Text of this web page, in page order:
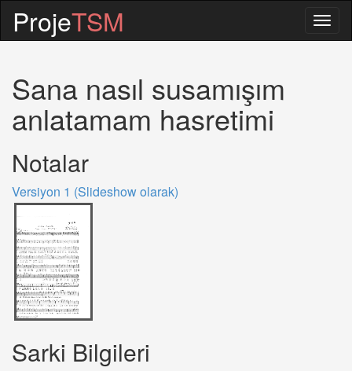
ProjeTSM
Sana nasıl susamışım
anlatamam hasretimi
Notalar
Versiyon 1 (Slideshow olarak)
Sarki Bilgileri